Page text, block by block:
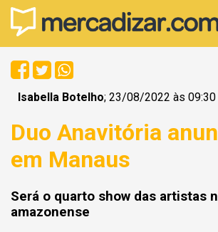
Isabella Botelho; 23/08/2022 às 09:30
Duo Anavitória
em Manaus
Será o quarto show das artistas
amazonense